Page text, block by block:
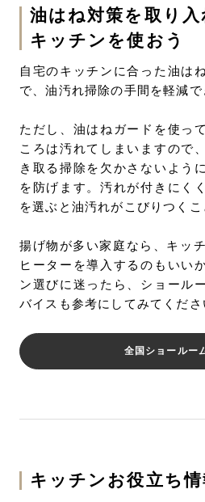
油はね対策を取り入
キッチンを使おう
自宅のキッチンに合った油は
で、油汚れ掃除の手間を軽減で
ただし、油はねガードを使っ
ころは汚れてしまいますので
き取る掃除を欠かさないよう
を防げます。汚れが付きにく
を選ぶと油汚れがこびりつくこ
揚げ物が多い家庭なら、キッ
ヒーターを導入するのもいい
ン選びに迷ったら、ショール
バイスも参考にしてみてくださ
全国ショールー
キッチンお役立ち情